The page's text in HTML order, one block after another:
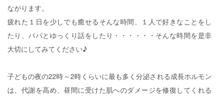
ながります。
疲れた１日を少しでも癒せるそんな時間、１人で好きなことをし
たり、パパとゆっくり話をしたり・・・・・・そんな時間を是非
大切にしてみてください♪
子どもの夜の22時～2時くらいに最も多く分泌される成長ホルモン
は、代謝を高め、昼間に受けた肌へのダメージを修復してくれる